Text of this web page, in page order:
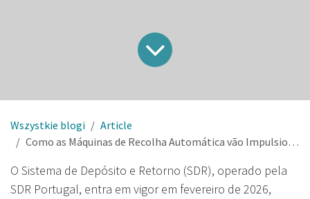
Wszystkie blogi
Article
Como as Máquinas de Recolha Automática vão Impulsionar o Sistema SDR em Portugal
O Sistema de Depósito e Retorno (SDR), operado pela
SDR Portugal, entra em vigor em fevereiro de 2026,